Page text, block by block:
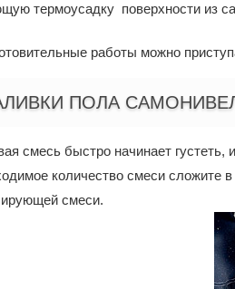
термоусадку поверхности из
работы можно
ПОЛА
смесь быстро начинает густеть, и
количество смеси сложите
смеси.